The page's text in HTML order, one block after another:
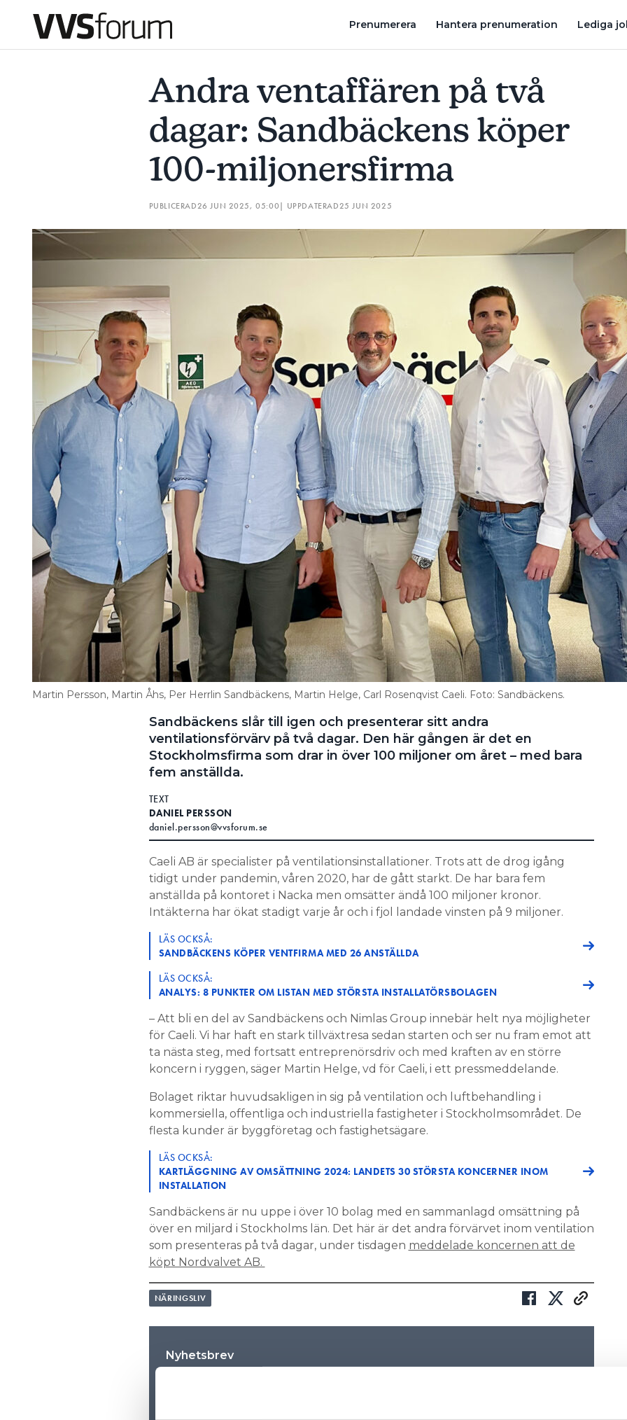
Prenumerera Hantera prenumeration Lediga
Prenumerera
Hantera prenumeration
Läs E-tidningen
Om tidningen
Kontakt
Information om GDPR
Search for:
SEARCH
Andra ventaffären på två
dagar: Sandbäckens köper
100-miljonersfirma
PUBLICERAD26 JUN 2025, 05:00| UPPDATERAD25 JUN 2025
Martin Persson, Martin Åhs, Per Herrlin Sandbäckens, Martin Helge, Carl Rosenqvist Caeli. Foto: Sandbäckens.
Sandbäckens slår till igen och presenterar sitt andra
ventilationsförvärv på två dagar. Den här gången är det en
Stockholmsfirma som drar in över 100 miljoner om året – med bara
fem anställda.
TEXT
DANIEL PERSSON
daniel.persson@vvsforum.se
Caeli AB är specialister på ventilationsinstallationer. Trots att de drog igång
tidigt under pandemin, våren 2020, har de gått starkt. De har bara fem
anställda på kontoret i Nacka men omsätter ändå 100 miljoner kronor.
Intäkterna har ökat stadigt varje år och i fjol landade vinsten på 9 miljoner.
LÄS OCKSÅ:
SANDBÄCKENS KÖPER VENTFIRMA MED 26 ANSTÄLLDA
LÄS OCKSÅ:
ANALYS: 8 PUNKTER OM LISTAN MED STÖRSTA INSTALLATÖRSBOLAGEN
– Att bli en del av Sandbäckens och Nimlas Group innebär helt nya möjligheter
för Caeli. Vi har haft en stark tillväxtresa sedan starten och ser nu fram emot att
ta nästa steg, med fortsatt entreprenörsdriv och med kraften av en större
koncern i ryggen, säger Martin Helge, vd för Caeli, i ett pressmeddelande.
Bolaget riktar huvudsakligen in sig på ventilation och luftbehandling i
kommersiella, offentliga och industriella fastigheter i Stockholmsområdet. De
flesta kunder är byggföretag och fastighetsägare.
LÄS OCKSÅ:
KARTLÄGGNING AV OMSÄTTNING 2024: LANDETS 30 STÖRSTA KONCERNER INOM
INSTALLATION
Sandbäckens är nu uppe i över 10 bolag med en sammanlagd omsättning på
över en miljard i Stockholms län. Det här är det andra förvärvet inom ventilation
som presenteras på två dagar, under tisdagen meddelade koncernen att de
köpt Nordvalvet AB.
NÄRINGSLIV
Nyhetsbrev
ANDRA VENTAFFÄREN PÅ TVÅ DAGAR: SANDBÄCKENS KÖPER 100-MILJONERSFIRMA CURRENTUM FORTSÄTTER VÄXA –